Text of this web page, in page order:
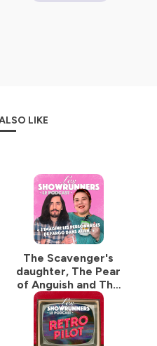
LIKE
The Scavenger's
daughter, The Pear
of Anguish and The
Brazen Bull.